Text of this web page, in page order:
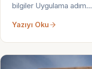
bilgiler Uygulama adım…
Yazıyı Oku